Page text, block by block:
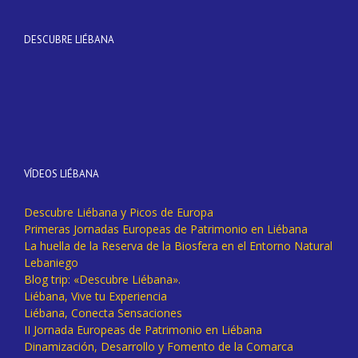
DESCUBRE LIÉBANA
VÍDEOS LIÉBANA
Descubre Liébana y Picos de Europa
Primeras Jornadas Europeas de Patrimonio en Liébana
La huella de la Reserva de la Biosfera en el Entorno Natural
Lebaniego
Blog trip: «Descubre Liébana».
Liébana, Vive tu Experiencia
Liébana, Conecta Sensaciones
II Jornada Europeas de Patrimonio en Liébana
Dinamización, Desarrollo y Fomento de la Comarca